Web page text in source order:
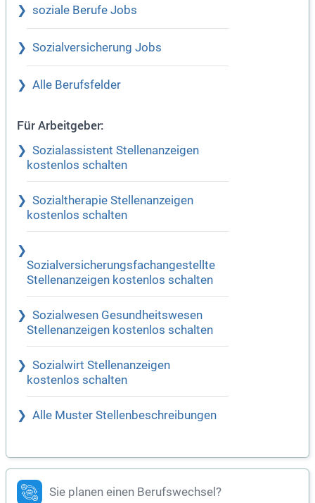
soziale Berufe Jobs
Sozialversicherung Jobs
Alle Berufsfelder
Für Arbeitgeber:
Sozialassistent Stellenanzeigen
kostenlos schalten
Sozialtherapie Stellenanzeigen
kostenlos schalten
Sozialversicherungsfachangestellte
Stellenanzeigen kostenlos schalten
Sozialwesen Gesundheitswesen
Stellenanzeigen kostenlos schalten
Sozialwirt Stellenanzeigen
kostenlos schalten
Alle Muster Stellenbeschreibungen
Sie planen einen Berufswechsel?